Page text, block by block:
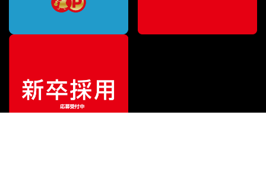
販売価格¥22,000（税込）